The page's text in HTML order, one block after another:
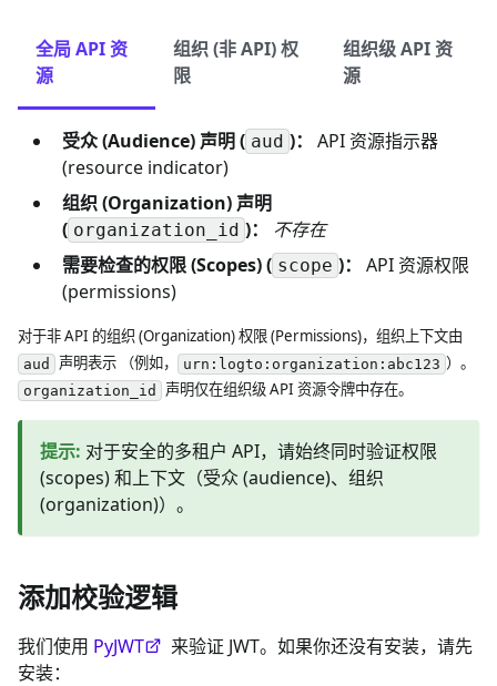
全局 API 资
源
组织 (非 API) 权
限
组织级 API 资
源
受众 (Audience) 声明 ( aud )：
API 资源指示器
(resource indicator)
组织 (Organization) 声明
( organization_id )：
不存在
需要检查的权限 (Scopes) ( scope )：
API 资源权限
(permissions)
对于非 API 的组织 (Organization) 权限 (Permissions)，组织上下文由
aud 声明表示 （例如， urn:logto:organization:abc123 ）。
organization_id 声明仅在组织级 API 资源令牌中存在。
提示: 对于安全的多租户 API，请始终同时验证权限
(scopes) 和上下文（受众 (audience)、组织
(organization)）。
添加校验逻辑
我们使用 PyJWT
来验证 JWT。如果你还没有安装，请先
安装：